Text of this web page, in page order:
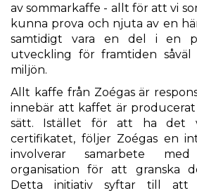
av sommarkaffe - allt för att vi
kunna prova och njuta av en
samtidigt vara en del i en
utveckling för framtiden såväl
miljön.
Allt kaffe från Zoégas är
innebär att kaffet är
sätt. Istället för att ha det
certifikatet, följer Zoégas en
involverar samarbete
organisation för att granska
Detta initiativ syftar till att